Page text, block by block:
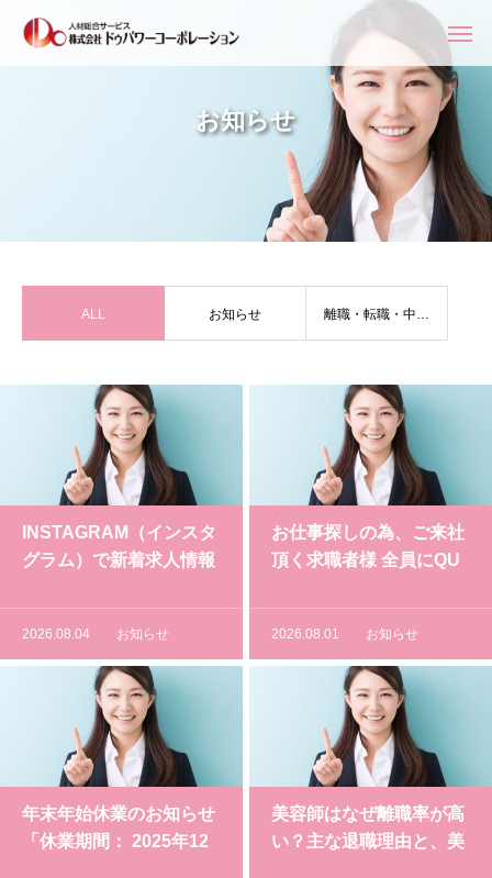
お知らせ
ALL お知らせ 離職・転職・中途
INSTAGRAM（インスタ
グラム）で新着求人情報
2026.08.04 お知らせ
お仕事探しの為、ご来社
頂く求職者様 全員にQU
レゼントしています
2026.08.01 お知らせ
年末年始休業のお知らせ
「休業期間： 2025年12
美容師はなぜ離職率が高
い？主な退職理由と、美